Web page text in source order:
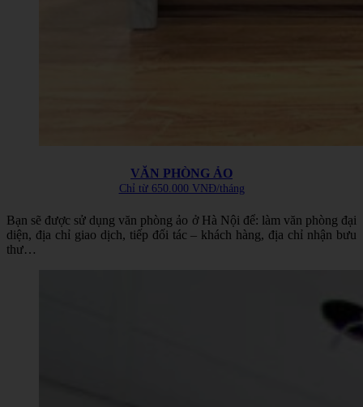
VĂN PHÒNG ẢO
Chỉ từ 650.000 VNĐ/tháng
Bạn sẽ được sử dụngvăn phòng ảo ở Hà Nội để: làm văn phòng đại
diện, địa chỉ giao dịch, tiếp đối tác – khách hàng, địa chỉ nhận bưu
thư…